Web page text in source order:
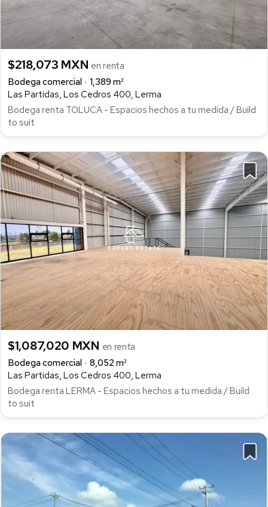
$218,073 MXN en renta
Bodega comercial
1,389 m²
Las Partidas, Los Cedros 400, Lerma
Bodega renta TOLUCA - Espacios hechos a tu medida / Build
to suit
$1,087,020 MXN en renta
Bodega comercial
8,052 m²
Las Partidas, Los Cedros 400, Lerma
Bodega renta LERMA - Espacios hechos a tu medida / Build
to suit